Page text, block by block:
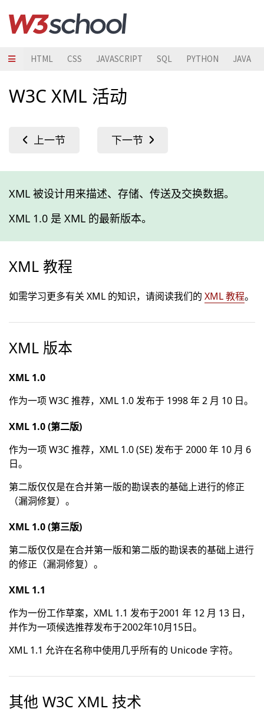
HTML CSS JAVASCRIPT SQL PYTHON JAVA
W3C XML 活动
XML 被设计用来描述、存储、传送及交换数据。
XML 1.0 是 XML 的最新版本。
XML 教程
如需学习更多有关 XML 的知识，请阅读我们的 XML 教程。
XML 版本
XML 1.0
作为一项 W3C 推荐，XML 1.0 发布于 1998 年 2 月 10 日。
XML 1.0 (第二版)
作为一项 W3C 推荐，XML 1.0 (SE) 发布于 2000 年 10 月 6
日。
第二版仅仅是在合并第一版的勘误表的基础上进行的修正
（漏洞修复）。
XML 1.0 (第三版)
第二版仅仅是在合并第一版和第二版的勘误表的基础上进行
的修正（漏洞修复）。
XML 1.1
作为一份工作草案，XML 1.1 发布于2001 年 12 月 13 日，
并作为一项候选推荐发布于2002年10月15日。
XML 1.1 允许在名称中使用几乎所有的 Unicode 字符。
其他 W3C XML 技术